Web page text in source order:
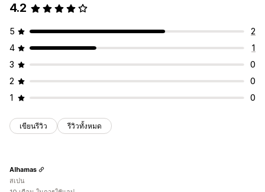
4.2
5
2
4
1
3
0
2
0
1
0
เขียนรีวิว รีวิวทั้งหมด
Alhamas
สเปน